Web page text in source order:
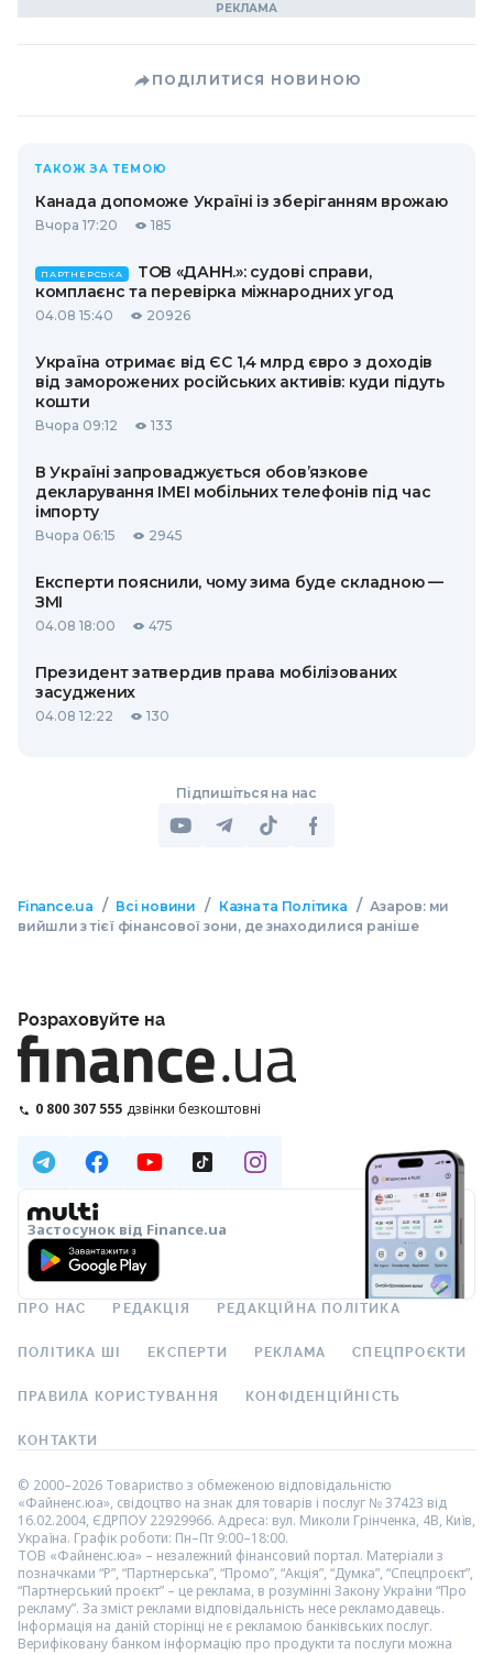
ПОДІЛИТИСЯ НОВИНОЮ
ТАКОЖ ЗА ТЕМОЮ
Канада допоможе Україні із зберіганням врожаю
Вчора 17:20 185
ПАРТНЕРСЬКА
ТОВ «ДАНН.»: судові справи,
комплаєнс та перевірка міжнародних угод
04.08 15:40 20926
Україна отримає від ЄС 1,4 млрд євро з доходів
від заморожених російських активів: куди підуть
кошти
Вчора 09:12 133
В Україні запроваджується обов’язкове
декларування IMEI мобільних телефонів під час
імпорту
Вчора 06:15 2945
Експерти пояснили, чому зима буде складною —
ЗМІ
04.08 18:00 475
Президент затвердив права мобілізованих
засуджених
04.08 12:22 130
Підпишіться на нас
Finance.ua / Всі новини / Казна та Політика / Азаров: ми
вийшли з тієї фінансової зони, де знаходилися раніше
Розраховуйте на
0 800 307 555 дзвінки безкоштовні
Застосунок від Finance.ua
ПРО НАС РЕДАКЦІЯ РЕДАКЦІЙНА ПОЛІТИКА
ПОЛІТИКА ШІ ЕКСПЕРТИ РЕКЛАМА СПЕЦПРОЄКТИ
ПРАВИЛА КОРИСТУВАННЯ КОНФІДЕНЦІЙНІСТЬ
КОНТАКТИ
© 2000–2026 Товариство з обмеженою відповідальністю
«Файненс.юа», свідоцтво на знак для товарів і послуг № 37423 від
16.02.2004, ЄДРПОУ 22929966. Адреса: вул. Миколи Грінченка, 4В, Київ,
Україна. Графік роботи: Пн–Пт 9:00–18:00.
ТОВ «Файненс.юа» – незалежний фінансовий портал. Матеріали з
позначками “Р”, “Партнерська”, “Промо”, “Акція”, “Думка”, “Спецпроєкт”,
“Партнерський проєкт” – це реклама, в розумінні Закону України “Про
рекламу”. За зміст реклами відповідальність несе рекламодавець.
Інформація на даній сторінці не є рекламою банківських послуг.
Верифіковану банком інформацію про продукти та послуги можна